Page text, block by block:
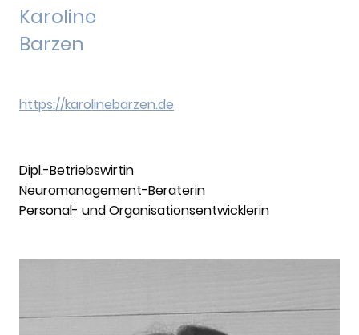
Karoline
Barzen
https://karolinebarzen.de
Dipl.-Betriebswirtin
Neuromanagement-Beraterin
Personal- und Organisationsentwicklerin